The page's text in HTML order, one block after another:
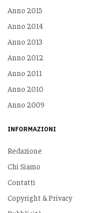
Anno 2015
Anno 2014
Anno 2013
Anno 2012
Anno 2011
Anno 2010
Anno 2009
INFORMAZIONI
Redazione
Chi Siamo
Contatti
Copyright & Privacy